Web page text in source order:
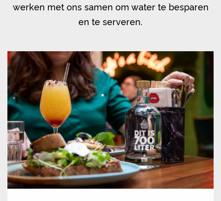
werken met ons samen om water te besparen
en te serveren.